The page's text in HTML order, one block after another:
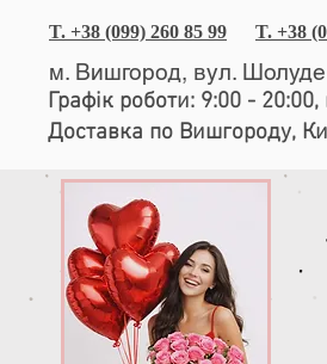
T. +38 (099) 260 85 99 T. +38
м. Вишгород, вул.
Графік роботи: 9:00 -
Доставка по Вишгороду,